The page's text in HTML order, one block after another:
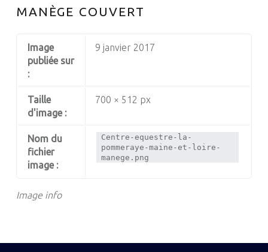
MANÈGE COUVERT
Image info
Image
publiée sur
:
9 janvier 2017
Taille
d'image :
700 × 512 px
Nom du
fichier
image :
Centre-equestre-la-
pommeraye-maine-et-loire-
manege.png